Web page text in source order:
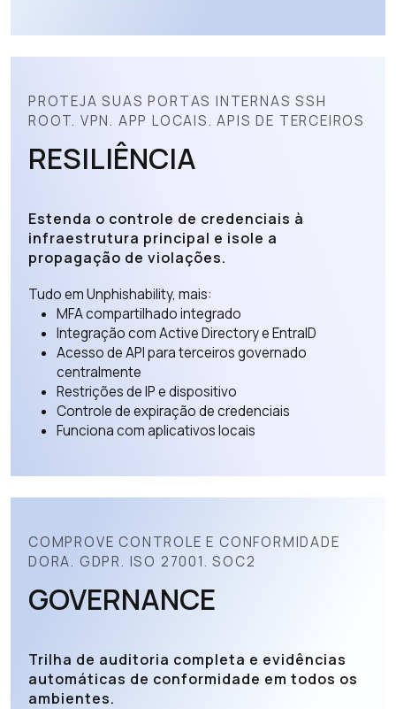
PROTEJA SUAS PORTAS INTERNAS SSH
ROOT. VPN. APP LOCAIS. APIS DE TERCEIROS
RESILIÊNCIA
Estenda o controle de credenciais à
infraestrutura principal e isole a
propagação de violações.
Tudo em Unphishability, mais:
MFA compartilhado integrado
Integração com Active Directory e EntraID
Acesso de API para terceiros governado
centralmente
Restrições de IP e dispositivo
Controle de expiração de credenciais
Funciona com aplicativos locais
COMPROVE CONTROLE E CONFORMIDADE
DORA. GDPR. ISO 27001. SOC2
GOVERNANCE
Trilha de auditoria completa e evidências
automáticas de conformidade em todos os
ambientes.